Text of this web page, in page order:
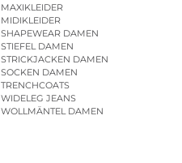
MAXIKLEIDER
MIDIKLEIDER
SHAPEWEAR DAMEN
STIEFEL DAMEN
STRICKJACKEN DAMEN
SOCKEN DAMEN
TRENCHCOATS
WIDELEG JEANS
WOLLMÄNTEL DAMEN